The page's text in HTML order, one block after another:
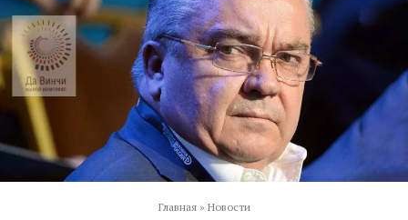
Главная» Новости